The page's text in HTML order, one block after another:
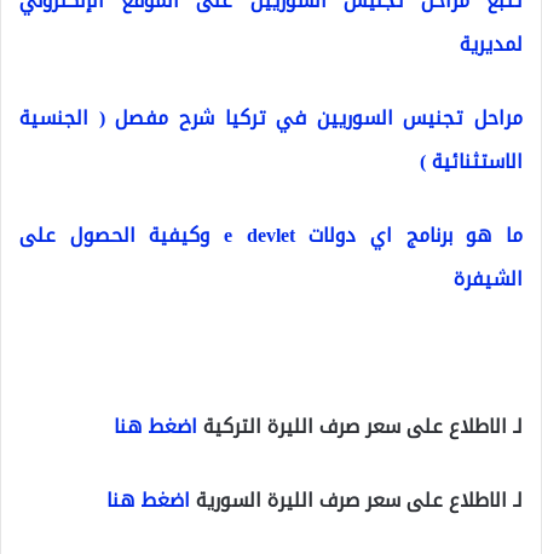
لمديرية
مراحل تجنيس السوريين في تركيا شرح مفصل ( الجنسية
الاستثنائية )
ما هو برنامج اي دولات e devlet وكيفية الحصول على
الشيفرة
لـ الاطلاع على سعر صرف الليرة التركيةاضغط هنا
لـ الاطلاع على سعر صرف الليرة السوريةاضغط هنا